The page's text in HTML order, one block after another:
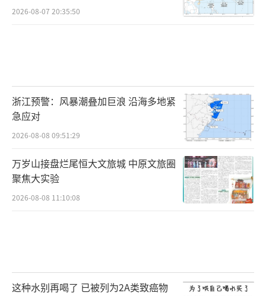
2026-08-07 20:35:50
浙江预警：风暴潮叠加巨浪 沿海多地紧
急应对
2026-08-08 09:51:29
万岁山接盘烂尾恒大文旅城 中原文旅圈
聚焦大实验
2026-08-08 11:10:08
这种水别再喝了 已被列为2A类致癌物